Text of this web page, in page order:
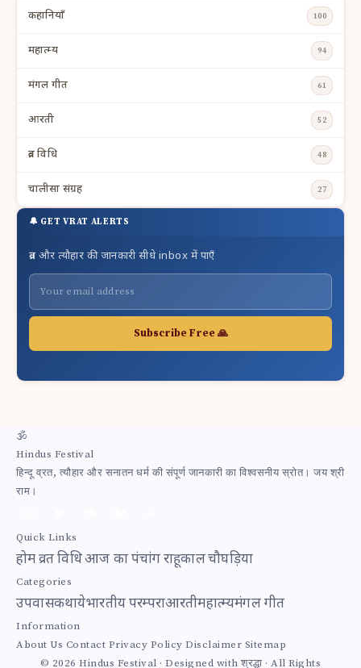
कहानियाँ 100
महात्म्य 94
मंगल गीत 61
आरती 52
व्रत विधि 48
चालीसा संग्रह 27
🔔 GET VRAT ALERTS
व्रत और त्यौहार की जानकारी सीधे inbox में पाएँ
Subscribe Free 🙏
🕉
Hindus Festival
हिन्दू व्रत, त्यौहार और सनातन धर्म की संपूर्ण जानकारी का विश्वसनीय स्रोत। जय श्री
राम।
Quick Links
होमव्रत विधिआज का पंचांगराहूकालचौघड़िया
Categories
उपवासकथायेभारतीय परम्पराआरतीमहात्म्यमंगल गीत
Information
About Us Contact Privacy Policy Disclaimer Sitemap
© 2026 Hindus Festival · Designed with श्रद्धा · All Rights